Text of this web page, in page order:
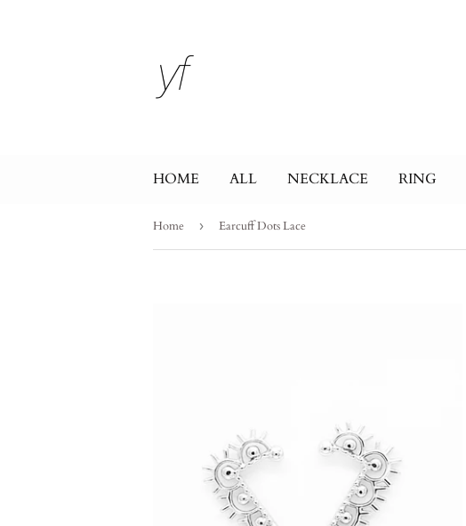
HOME ALL NECKLACE RING
Home › Earcuff Dots Lace